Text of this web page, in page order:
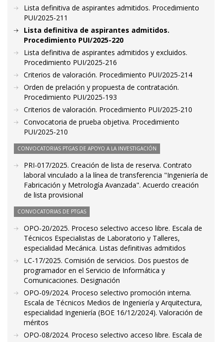
Lista definitiva de aspirantes admitidos. Procedimiento
PUI/2025-211
Lista definitiva de aspirantes admitidos.
Procedimiento PUI/2025-220
Lista definitiva de aspirantes admitidos y excluidos.
Procedimiento PUI/2025-216
Criterios de valoración. Procedimiento PUI/2025-214
Orden de prelación y propuesta de contratación.
Procedimiento PUI/2025-193
Criterios de valoración. Procedimiento PUI/2025-210
Convocatoria de prueba objetiva. Procedimiento
PUI/2025-210
CONVOCATORIAS PTGAS DE APOYO A LA INVESTIGACIÓN
PRI-017/2025. Creación de lista de reserva. Contrato
laboral vinculado a la línea de transferencia "Ingeniería de
Fabricación y Metrología Avanzada". Acuerdo creación
de lista provisional
CONVOCATORIAS DE PTGAS
OPO-20/2025. Proceso selectivo acceso libre. Escala de
Técnicos Especialistas de Laboratorio y Talleres,
especialidad Mecánica. Listas definitivas admitidos
LC-17/2025. Comisión de servicios. Dos puestos de
programador en el Servicio de Informática y
Comunicaciones. Designación
OPO-09/2024. Proceso selectivo promoción interna.
Escala de Técnicos Medios de Ingeniería y Arquitectura,
especialidad Ingeniería (BOE 16/12/2024). Valoración de
méritos
OPO-08/2024. Proceso selectivo acceso libre. Escala de